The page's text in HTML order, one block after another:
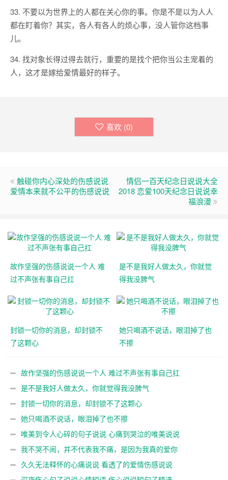
33. 不要以为世界上的人都在关心你的事。你是不是以为人人
都在盯着你？其实，各人有各人的烦心事，没人管你这档事
儿。
34. 找对象长得过得去就行，重要的是找个把你当公主宠着的
人，这才是嫁给爱情最好的样子。
喜欢 (0)
触碰你内心深处的伤感说说
爱情本来就不公平的伤感说说
情侣一百天纪念日说说大全
2018 恋爱100天纪念日说说幸
福浪漫
故作坚强的伤感说说一个人 难
过不声张有事自己扛
是不是我好人做太久，你就觉
得我没脾气
封锁一切你的消息，却封锁不
了这颗心
她只喝酒不说话，眼泪掉了也
不擦
故作坚强的伤感说说一个人 难过不声张有事自己扛
是不是我好人做太久，你就觉得我没脾气
封锁一切你的消息，却封锁不了这颗心
她只喝酒不说话，眼泪掉了也不擦
唯美到令人心碎的句子说说 心痛到哭泣的唯美说说
我不哭不闹，并不代表我不痛，是因为我真的爱你
久久无法释怀的心痛说说 看透了的爱情伤感说说